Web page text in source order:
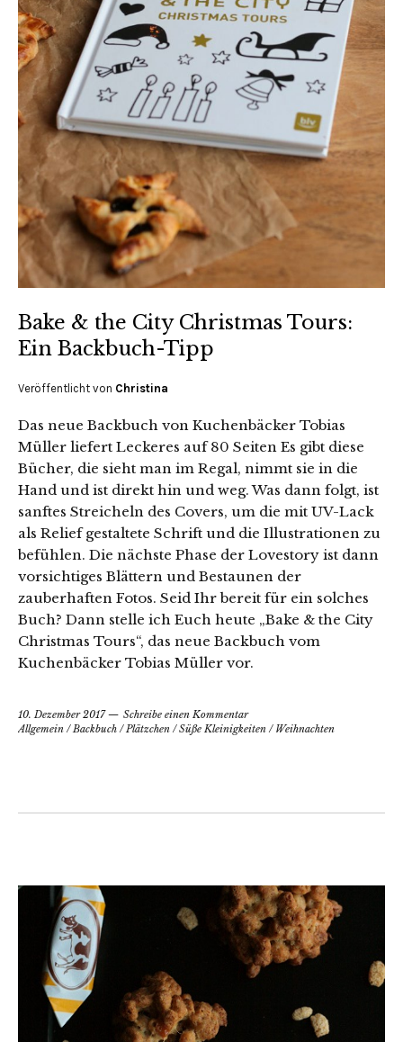
Bake & the City Christmas Tours:
Ein Backbuch-Tipp
Veröffentlicht von Christina
Das neue Backbuch von Kuchenbäcker Tobias
Müller liefert Leckeres auf 80 Seiten Es gibt diese
Bücher, die sieht man im Regal, nimmt sie in die
Hand und ist direkt hin und weg. Was dann folgt, ist
sanftes Streicheln des Covers, um die mit UV-Lack
als Relief gestaltete Schrift und die Illustrationen zu
befühlen. Die nächste Phase der Lovestory ist dann
vorsichtiges Blättern und Bestaunen der
zauberhaften Fotos. Seid Ihr bereit für ein solches
Buch? Dann stelle ich Euch heute „Bake & the City
Christmas Tours“, das neue Backbuch vom
Kuchenbäcker Tobias Müller vor.
10. Dezember 2017
Schreibe einen Kommentar
Allgemein /Backbuch /Plätzchen /Süße Kleinigkeiten / Weihnachten